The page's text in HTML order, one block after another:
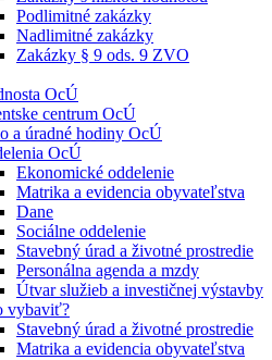
Podlimitné zakázky
Nadlimitné zakázky
Zakázky § 9 ods. 9 ZVO
OcÚ
centrum OcÚ
a úradné hodiny OcÚ
OcÚ
Ekonomické oddelenie
Matrika a evidencia obyvateľstva
Dane
Sociálne oddelenie
Stavebný úrad a životné prostredie
Personálna agenda a mzdy
Útvar služieb a investičnej výstavby
vybaviť?
Stavebný úrad a životné prostredie
Matrika a evidencia obyvateľstva